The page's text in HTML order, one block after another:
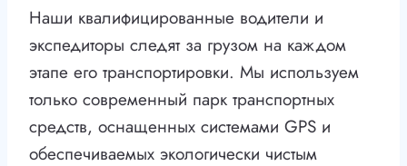
Наши квалифицированные водители и
экспедиторы следят за грузом на каждом
этапе его транспортировки. Мы используем
только современный парк транспортных
средств, оснащенных системами GPS и
обеспечиваемых экологически чистым